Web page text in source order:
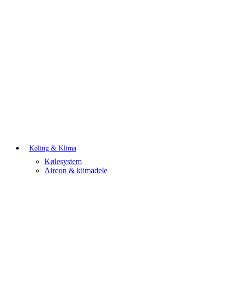
Køling & Klima
Kølesystem
Aircon & klimadele